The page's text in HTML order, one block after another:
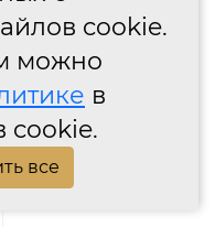
cookie.
можно
в
cookie.
все